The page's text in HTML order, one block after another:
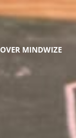
OVER MINDWIZE